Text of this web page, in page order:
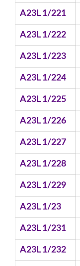
A23L 1/221
A23L 1/222
A23L 1/223
A23L 1/224
A23L 1/225
A23L 1/226
A23L 1/227
A23L 1/228
A23L 1/229
A23L 1/23
A23L 1/231
A23L 1/232